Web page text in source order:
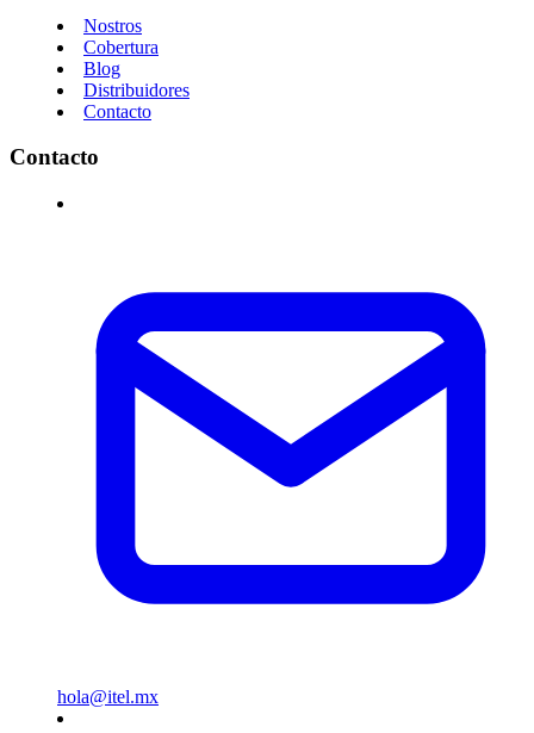
Nostros
Cobertura
Blog
Distribuidores
Contacto
Contacto
hola@itel.mx